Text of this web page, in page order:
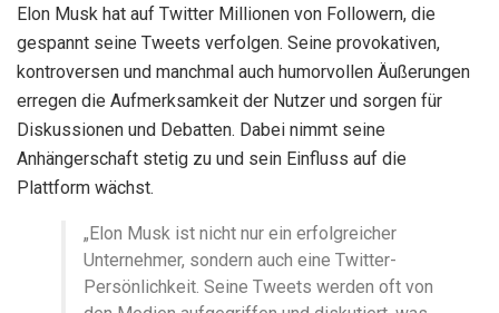
Elon Musk hat auf Twitter Millionen von Followern, die
gespannt seine Tweets verfolgen. Seine provokativen,
kontroversen und manchmal auch humorvollen Äußerungen
erregen die Aufmerksamkeit der Nutzer und sorgen für
Diskussionen und Debatten. Dabei nimmt seine
Anhängerschaft stetig zu und sein Einfluss auf die
Plattform wächst.
„Elon Musk ist nicht nur ein erfolgreicher
Unternehmer, sondern auch eine Twitter-
Persönlichkeit. Seine Tweets werden oft von